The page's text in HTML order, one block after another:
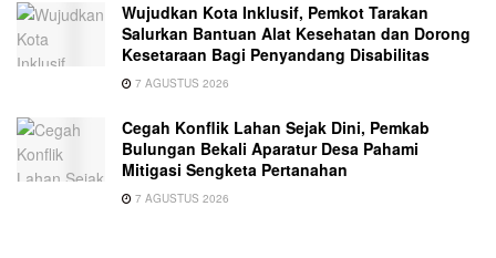
Wujudkan Kota Inklusif, Pemkot Tarakan
Salurkan Bantuan Alat Kesehatan dan Dorong
Kesetaraan Bagi Penyandang Disabilitas
7 AGUSTUS 2026
Cegah Konflik Lahan Sejak Dini, Pemkab
Bulungan Bekali Aparatur Desa Pahami
Mitigasi Sengketa Pertanahan
7 AGUSTUS 2026